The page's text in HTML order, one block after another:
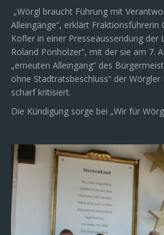
„Wörgl braucht Führung mit
Alleingänge“, erklärt Fraktionsführerin
Kofler in einer Presseaussendung der
Roland Ponholzer“, mit der sie am 7.
„erneuten Alleingang“ des
ohne Stadtratsbeschluss“ der
scharf kritisiert.
Die Kündigung sorge bei „Wir für